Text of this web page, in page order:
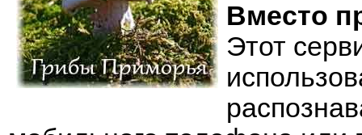
Вместо
Этот